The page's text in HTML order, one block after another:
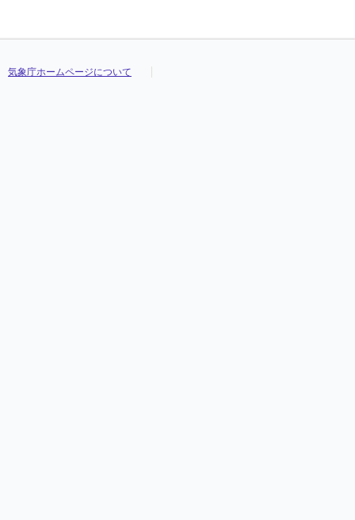
気象庁ホームページについて